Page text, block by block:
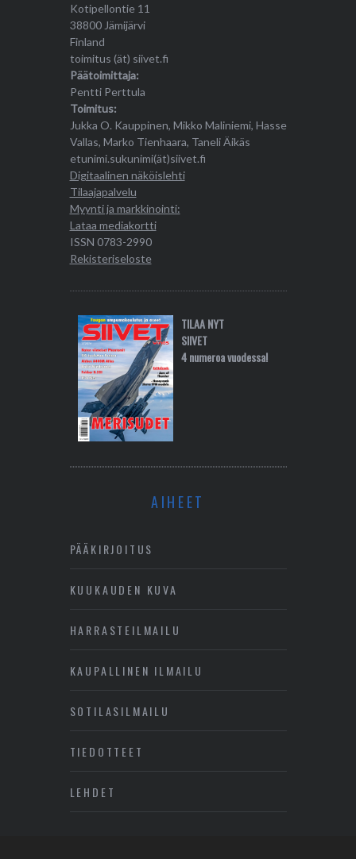
Kotipellontie 11
38800 Jämijärvi
Finland
toimitus (ät) siivet.fi
Päätoimittaja:
Pentti Perttula
Toimitus:
Jukka O. Kauppinen, Mikko Maliniemi, Hasse
Vallas, Marko Tienhaara, Taneli Äikäs
etunimi.sukunimi(ät)siivet.fi
Digitaalinen näköislehti
Tilaajapalvelu
Myynti ja markkinointi:
Lataa mediakortti
ISSN 0783-2990
Rekisteriseloste
TILAA NYT
SIIVET
4 numeroa vuodessa!
AIHEET
PÄÄKIRJOITUS
KUUKAUDEN KUVA
HARRASTEILMAILU
KAUPALLINEN ILMAILU
SOTILASILMAILU
TIEDOTTEET
LEHDET